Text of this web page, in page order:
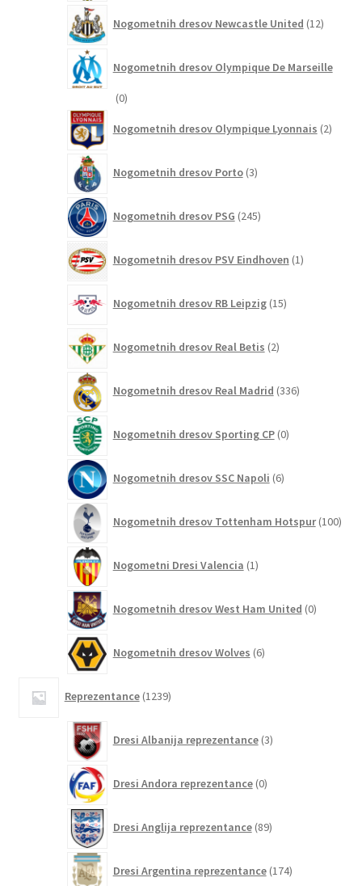
Nogometnih dresov Newcastle United 12izdelkov
Nogometnih dresov Olympique De Marseille
00
Nogometnih dresov Olympique Lyonnais 2izdelka
Nogometnih dresov Porto 3izdelki
Nogometnih dresov PSG 245izdelkov
Nogometnih dresov PSV Eindhoven 1izdelek
Nogometnih dresov RB Leipzig 15izdelkov
Nogometnih dresov Real Betis 2izdelka
Nogometnih dresov Real Madrid 336izdelkov
Nogometnih dresov Sporting CP 0izdelkov
Nogometnih dresov SSC Napoli 6izdelkov
Nogometnih dresov Tottenham Hotspur 100
Nogometni Dresi Valencia 1izdelek
Nogometnih dresov West Ham United 0izdelkov
Nogometnih dresov Wolves 6izdelkov
Reprezentance 1239izdelkov
Dresi Albanija reprezentance 3izdelki
Dresi Andora reprezentance 0izdelkov
Dresi Anglija reprezentance 89izdelkov
Dresi Argentina reprezentance 174izdelkov